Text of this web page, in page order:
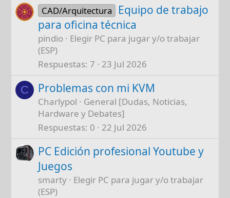
CAD/Arquitectura
Equipo de trabajo
para oficina técnica
pindio
Elegir PC para jugar y/o trabajar
(ESP)
Respuestas 7 23 Jul 2026
C Problemas con mi KVM
Charlypol
General [Dudas, Noticias,
Hardware y Debates]
Respuestas 0 22 Jul 2026
PC Edición profesional Youtube y
Juegos
smarty
Elegir PC para jugar y/o trabajar
(ESP)